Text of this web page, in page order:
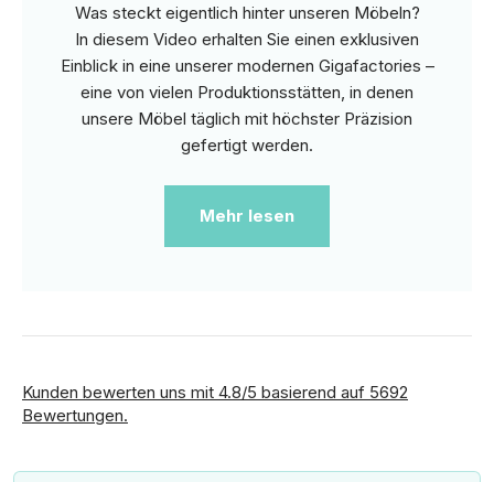
Was steckt eigentlich hinter unseren Möbeln?
In diesem Video erhalten Sie einen exklusiven
Einblick in eine unserer modernen Gigafactories –
eine von vielen Produktionsstätten, in denen
unsere Möbel täglich mit höchster Präzision
gefertigt werden.
Mehr lesen
Kunden bewerten uns mit 4.8/5 basierend auf 5692
Bewertungen.